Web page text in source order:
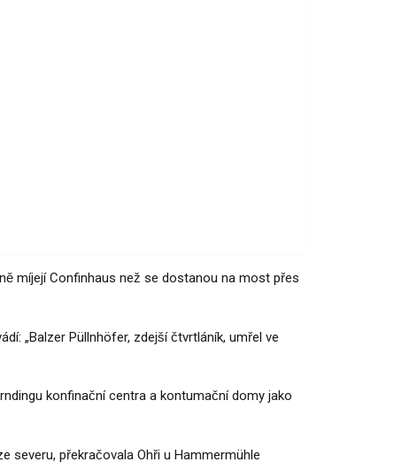
míjejí Confinhaus než se dostanou na most přes
„Balzer Püllnhöfer, zdejší čtvrtláník, umřel ve
konfinační centra a kontumační domy jako
severu, překračovala Ohři u Hammermühle